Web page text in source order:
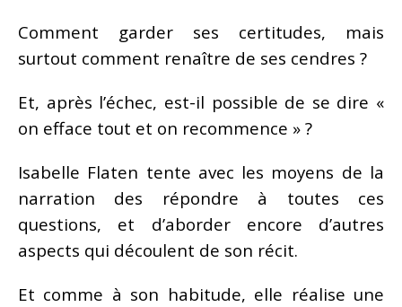
Comment garder ses certitudes, mais
surtout comment renaître de ses cendres ?
Et, après l’échec, est-il possible de se dire «
on efface tout et on recommence » ?
Isabelle Flaten tente avec les moyens de la
narration des répondre à toutes ces
questions, et d’aborder encore d’autres
aspects qui découlent de son récit.
Et comme à son habitude, elle réalise une